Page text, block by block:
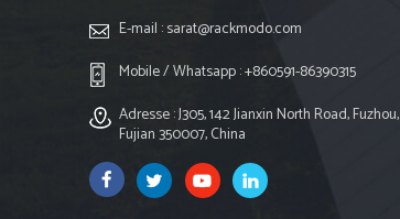
E-mail :sarat@rackmodo.com
Mobile / Whatsapp :+860591-86390315
Adresse : J305, 142 Jianxin North Road, Fuzhou,
Fujian 350007, China